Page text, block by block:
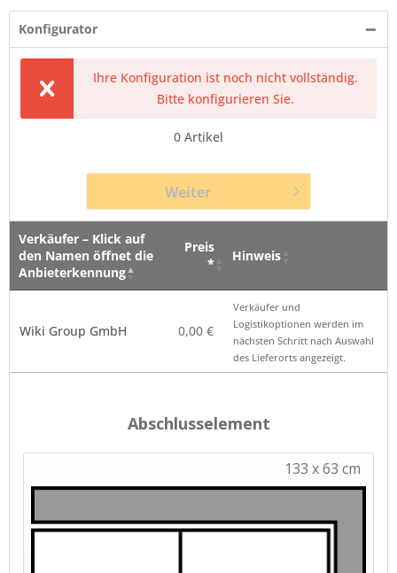
Konfigurator
Ihre Konfiguration ist noch nicht vollständig.
Bitte konfigurieren Sie.
0 Artikel
Weiter
Verkäufer – Klick auf
den Namen öffnet die
Anbieterkennung
Preis
*
Hinweis
Anbieterkennung
Wiki Group GmbH
0,00 €
Verkäufer und
Logistikoptionen werden im
nächsten Schritt nach Auswahl
des Lieferorts angezeigt.